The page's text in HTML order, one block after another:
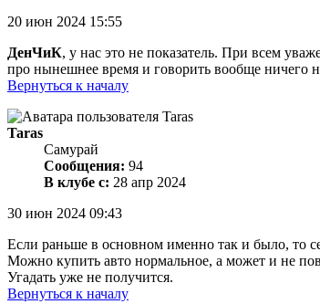
20 июн 2024 15:55
ДенЧиК, у нас это не показатель. При всем
про нынешнее время и говорить вообще ничего
Вернуться к началу
Taras
Самурай
Сообщения: 94
В клубе с: 28 апр 2024
30 июн 2024 09:43
Если раньше в основном именно так и было, то
Можно купить авто нормальное, а может и не
Угадать уже не получится.
Вернуться к началу